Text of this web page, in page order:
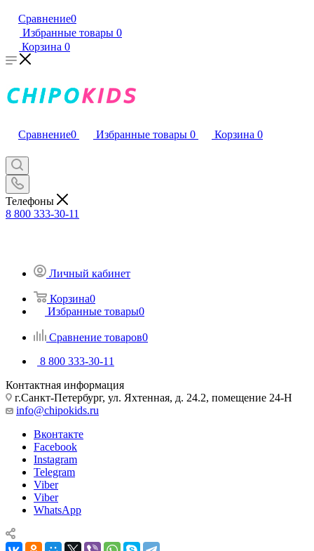
Сравнение0
Избранные товары 0
Корзина 0
Сравнение0 Избранные товары 0 Корзина 0
Телефоны
8 800 333-30-11
Личный кабинет
Корзина0
Избранные товары0
Сравнение товаров0
8 800 333-30-11
Контактная информация
г.Санкт-Петербург, ул. Яхтенная, д. 24.2, помещение 24-Н
info@chipokids.ru
Вконтакте
Facebook
Instagram
Telegram
Viber
Viber
WhatsApp